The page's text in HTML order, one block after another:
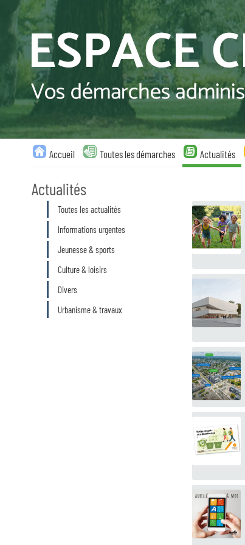
Liste
des
Accueil Toutes les démarches Actualités
Actualités
catégories
Toutes les actualités
Informations urgentes
Jeunesse & sports
Culture & loisirs
Divers
Urbanisme & travaux